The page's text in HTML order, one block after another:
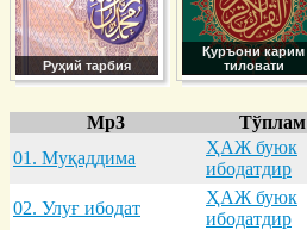
Руҳий тарбия
Қуръони карим
тиловати
Mp3 Тўплам
01. Муқaддимa
ҲАЖ буюк
ибодатдир
02. Улуғ ибодaт
ҲАЖ буюк
ибодатдир